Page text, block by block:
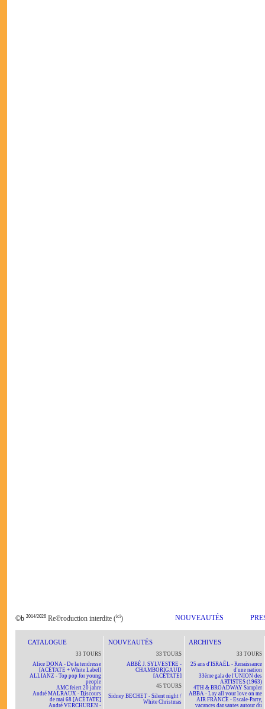
©b 2014/2026 Re℗roduction interdite (ici) NOUVEAUTÉS
CATALOGUE
33 TOURS
Alice DONA - De la tendresse
[ACÉTATE + White Label]
ALLIANZ - Top pop for young
people
AMC feiert 20 jahre
André MALRAUX - Discours
de mai 68 [ACÉTATE]
André VERCHUREN -
NOUVEAUTÉS
33 TOURS
ABBÉ J. SYLVESTRE -
CHAMBORIGAUD
[ACÉTATE]
45 TOURS
Sidney BECHET - Silent night /
White Christmas
ARCHIVES
33 TOURS
25 ans d'ISRAËL - Renaissance
d'une nation
33ème gala de l'UNION des
ARTISTES (1963)
4TH & BROADWAY Sampler
ABBA - Lay all your love on me
AIR FRANCE - Escale-Party,
vacances dansantes autour du